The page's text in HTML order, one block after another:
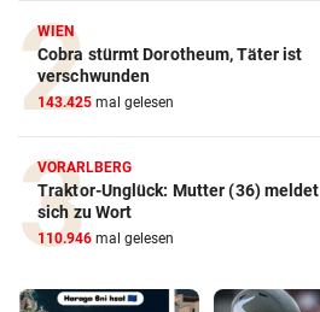
WIEN
Cobra stürmt Dorotheum, Täter ist
verschwunden
143.425 mal gelesen
VORARLBERG
Traktor-Unglück: Mutter (36) meldet
sich zu Wort
110.946 mal gelesen